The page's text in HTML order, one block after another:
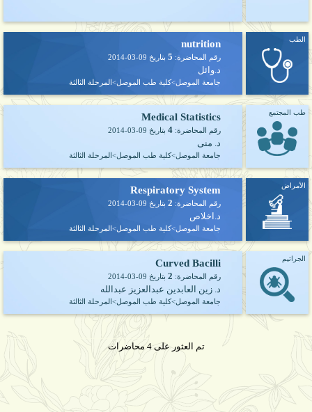
الطب nutrition
رقم المحاضرة: 5بتاريخ 2014-03-09
د.وائل
جامعة الموصل>كلية طب الموصل>المرحلة الثالثة
طب المجتمع Medical Statistics
رقم المحاضرة: 4بتاريخ 2014-03-09
د. منى
جامعة الموصل>كلية طب الموصل>المرحلة الثالثة
الأمراض Respiratory System
رقم المحاضرة: 2بتاريخ 2014-03-09
د.اخلاص
جامعة الموصل>كلية طب الموصل>المرحلة الثالثة
الجراثيم Curved Bacilli
رقم المحاضرة: 2بتاريخ 2014-03-09
د. زين العابدين عبدالعزيز عبدالله
جامعة الموصل>كلية طب الموصل>المرحلة الثالثة
تم العثور على 4 محاضرات